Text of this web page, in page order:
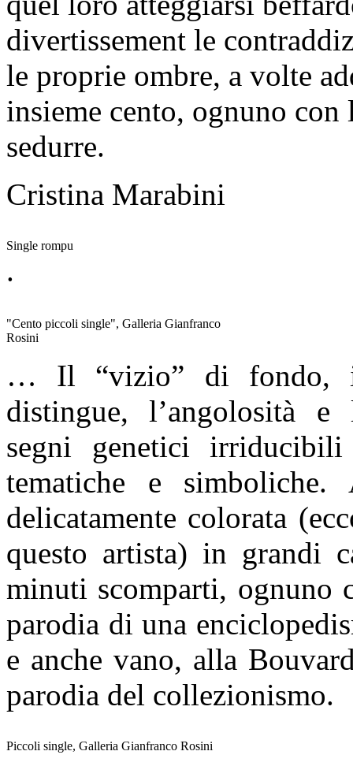
divertissement le
le proprie ombre, a volte
insieme cento, ognuno
sedurre.
Cristina Marabini
Single rompu
.
"Cento piccoli single", Galleria Gianfranco
Rosini
… Il “vizio” di fondo, il
distingue, l’angolosità e
segni genetici
tematiche e simboliche.
delicatamente colorata
questo artista) in grandi
minuti scomparti, ognuno
parodia di una
e anche vano, alla
parodia del collezionismo.
Piccoli single, Galleria Gianfranco Rosini